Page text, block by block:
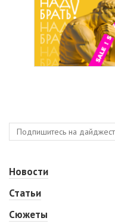
Новости
Статьи
Сюжеты